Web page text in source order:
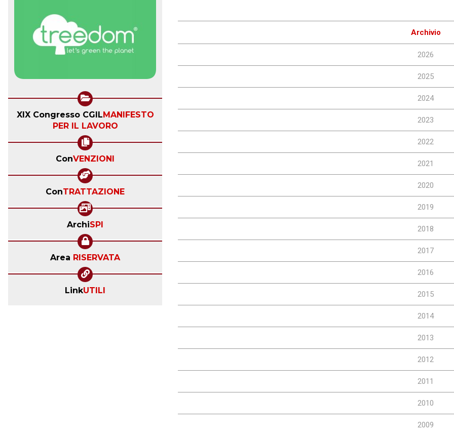
Archivio
2026
2025
2024
2023
2022
2021
2020
2019
2018
2017
2016
2015
2014
2013
2012
2011
2010
2009
XIX Congresso CGILMANIFESTO
PER IL LAVORO
ConVENZIONI
ConTRATTAZIONE
ArchiSPI
Area RISERVATA
LinkUTILI